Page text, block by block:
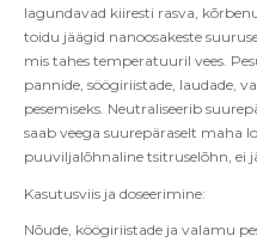
lagundavad kiiresti rasva,
toidu jäägid nanoosakeste
mis tahes temperatuuril vees.
pannide, söögiriistade, laudade,
pesemiseks. Neutraliseerib
saab veega suurepäraselt maha
puuviljalõhnaline tsitruselõhn, ei
Kasutusviis ja doseerimine:
Nõude, köögiriistade ja valamu